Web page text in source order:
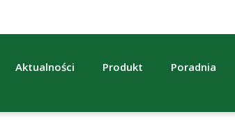
Aktualności Produkt Poradnia